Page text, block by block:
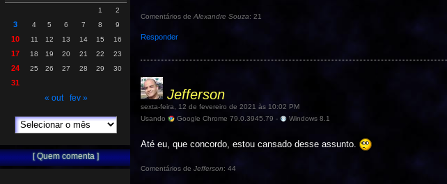
Comentários deAlexandre Souza: 21
Responder
Jefferson
sexta-feira, 12 de fevereiro de 2021 às 10:02 PM
Usando
Google Chrome 79.0.3945.79 - Windows 8.1
Até eu, que concordo, estou cansado desse assunto.
Comentários deJefferson: 44
1 2
3 4 5 6 7 8 9
10 11 12 13 14 15 16
17 18 19 20 21 22 23
24 25 26 27 28 29 30
31
« out fev »
[ Quem comenta ]